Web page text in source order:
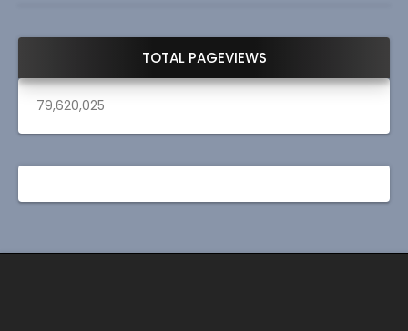
TOTAL PAGEVIEWS
79,620,025